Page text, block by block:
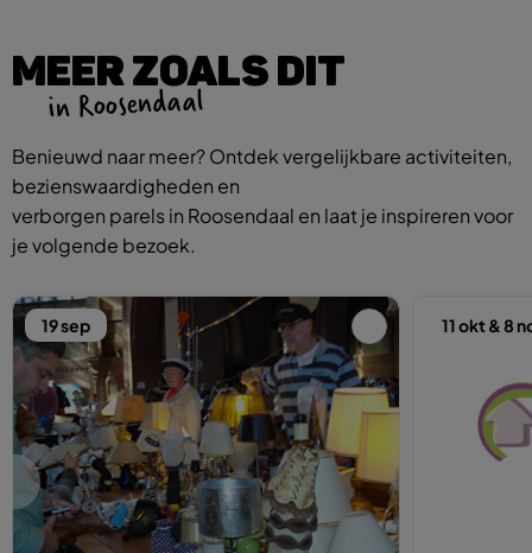
MEER ZOALS DIT
in Roosendaal
Benieuwd naar meer? Ontdek vergelijkbare activiteiten,
bezienswaardigheden en
verborgen parels in Roosendaal en laat je inspireren voor
je volgende bezoek.
19 sep 11 okt & 8